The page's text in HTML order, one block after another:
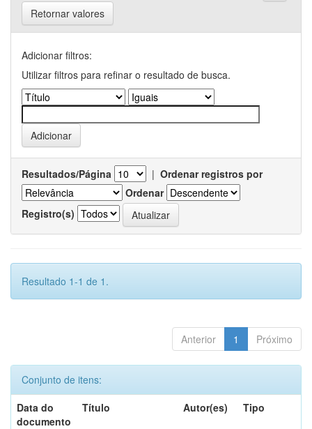
Retornar valores
Adicionar filtros:
Utilizar filtros para refinar o resultado de busca.
Resultados/Página | Ordenar registros por
Ordenar
Registro(s)
Resultado 1-1 de 1.
Anterior 1 Próximo
Conjunto de itens:
Data do
documento
Título Autor(es) Tipo